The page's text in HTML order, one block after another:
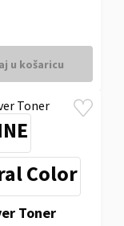
u košaricu
Color
Toner